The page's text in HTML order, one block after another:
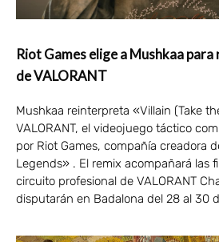
Riot Games elige a Mushkaa
de VALORANT
Mushkaa reinterpreta «Villain (Take
VALORANT, el videojuego táctico
por Riot Games, compañía creadora
Legends» . El remix acompañará las
circuito profesional de VALORANT
disputarán en Badalona del 28 al 30